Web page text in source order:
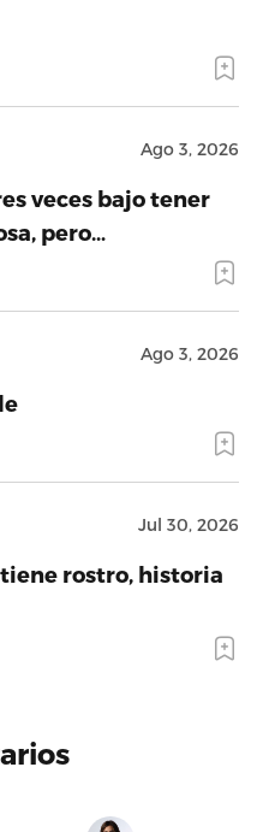
Ago 3, 2026
veces bajo tener
pero…
Ago 3, 2026
Jul 30, 2026
rostro, historia